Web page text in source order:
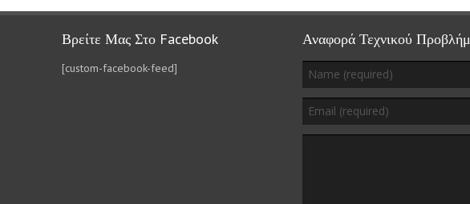
Βρείτε Μας Στο Facebook
[custom-facebook-feed]
Αναφορά Τεχνικού